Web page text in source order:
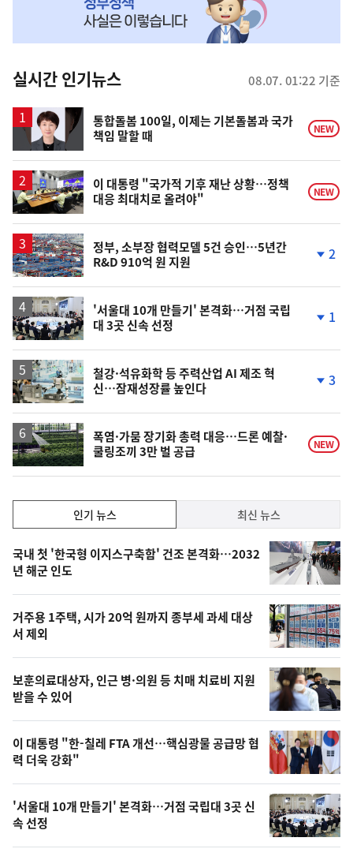
뉴
스
실시간 인기뉴스 08.07. 01:22 기준
통합돌봄 100일, 이제는 기본돌봄과 국가
책임 말할 때
NEW
이 대통령 "국가적 기후 재난 상황…정책
대응 최대치로 올려야"
NEW
정부, 소부장 협력모델 5건 승인…5년간
R&D 910억 원 지원
하
2
'서울대 10개 만들기' 본격화…거점 국립
대 3곳 신속 선정
하
1
철강·석유화학 등 주력산업 AI 제조 혁
신…잠재성장률 높인다
하
락
3
폭염·가뭄 장기화 총력 대응…드론 예찰·
쿨링조끼 3만 벌 공급
NEW
인
기,
최
신,
오
늘
의
영
상
오
늘
의
사
진
인기 뉴스 최신 뉴스
인
기
뉴
스
국내 첫 '한국형 이지스구축함' 건조 본격화…2032
년 해군 인도
거주용 1주택, 시가 20억 원까지 종부세 과세 대상
서 제외
보훈의료대상자, 인근 병·의원 등 치매 치료비 지원
받을 수 있어
이 대통령 "한-칠레 FTA 개선…핵심광물 공급망 협
력 더욱 강화"
'서울대 10개 만들기' 본격화…거점 국립대 3곳 신
속 선정